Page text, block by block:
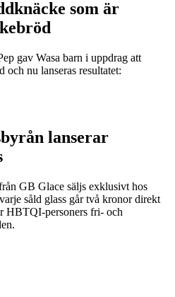
som är
gav Wasa barn i uppdrag att
och nu lanseras resultatet:
lanserar
GB Glace säljs exklusivt hos
såld glass går två kronor direkt
HBTQI-personers fri- och